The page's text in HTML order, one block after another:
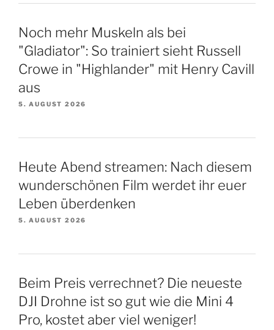
Noch mehr Muskeln als bei
"Gladiator": So trainiert sieht Russell
Crowe in "Highlander" mit Henry Cavill
aus
5. AUGUST 2026
Heute Abend streamen: Nach diesem
wunderschönen Film werdet ihr euer
Leben überdenken
5. AUGUST 2026
Beim Preis verrechnet? Die neueste
DJI Drohne ist so gut wie die Mini 4
Pro, kostet aber viel weniger!